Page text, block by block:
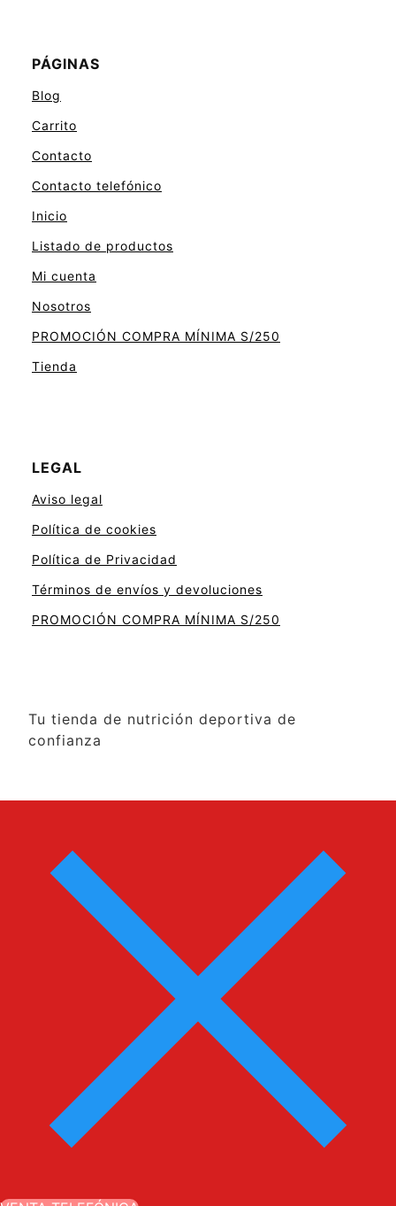
PÁGINAS
Blog
Carrito
Contacto
Contacto telefónico
Inicio
Listado de productos
Mi cuenta
Nosotros
PROMOCIÓN COMPRA MÍNIMA S/250
Tienda
LEGAL
Aviso legal
Política de cookies
Política de Privacidad
Términos de envíos y devoluciones
PROMOCIÓN COMPRA MÍNIMA S/250
Tu tienda de nutrición deportiva de
confianza